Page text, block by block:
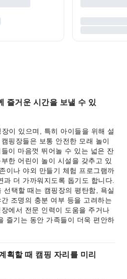
즐거운 시간을 보낼 수 있
이 있으며, 특히 아이들을 위해 설
핑장들은 보통 안전한 모래 놀이
이 마음껏 뛰어놀 수 있는 넓은 잔
한 어린이 놀이 시설을 갖추고 있
이나 야외 만들기 체험 프로그램까
과 더 가까워지도록 돕기도 합니다.
선택할 때는 캠핑장의 평탄함, 욕실
조명의 충분 여부 등을 고려하는
에서 전문 인력이 도움을 주거나
즐기는 동안 가족들이 더욱 편안하
획할 때 캠핑 자리를 미리